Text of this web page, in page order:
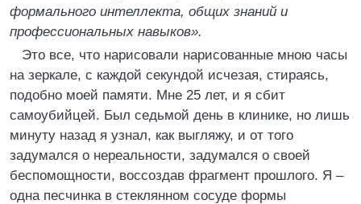
формального интеллекта, общих знаний и
профессиональных навыков».
Это все, что нарисовали нарисованные мною часы
на зеркале, с каждой секундой исчезая, стираясь,
подобно моей памяти. Мне 25 лет, и я сбит
самоубийцей. Был седьмой день в клинике, но лишь
минуту назад я узнал, как выгляжу, и от того
задумался о нереальности, задумался о своей
беспомощности, воссоздав фрагмент прошлого. Я –
одна песчинка в стеклянном сосуде формы